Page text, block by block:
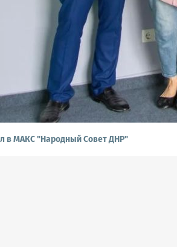
в МАКС "Народный Совет ДНР"